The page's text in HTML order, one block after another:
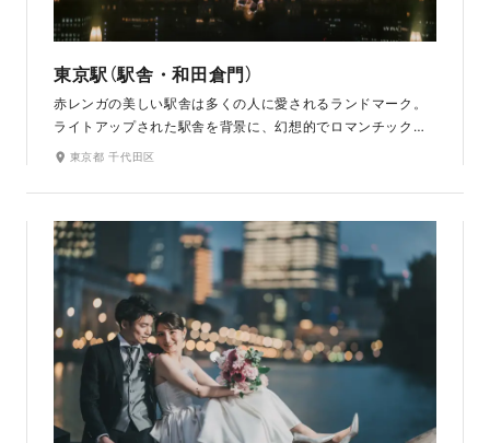
東京駅（駅舎・和田倉門）
赤レンガの美しい駅舎は多くの人に愛されるランドマーク。
ライトアップされた駅舎を背景に、幻想的でロマンチックな
写真が残せるナイトフォトが人気です。銀杏並木が美しい行
ポットも。ラフなオフショットからロマンチックな構図ま
で、東京の今と歴史を感じるこの場所らしい特別な写真が残
せます。
東京都 千代田区